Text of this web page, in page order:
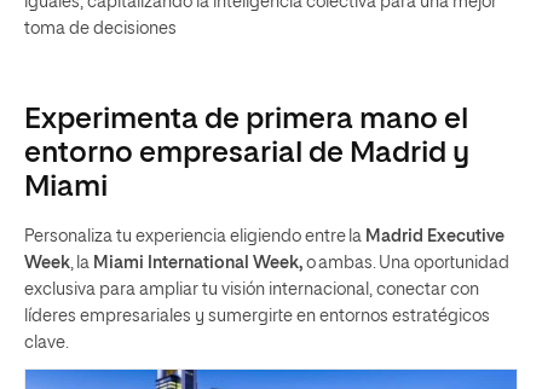
toma de decisiones
Experimenta de primera mano el
entorno empresarial de Madrid y
Miami
Personaliza tu experiencia eligiendo entre la Madrid Executive
Week , la Miami International Week, o ambas. Una oportunidad
exclusiva para ampliar tu visión internacional, conectar con
líderes empresariales y sumergirte en entornos estratégicos
clave.